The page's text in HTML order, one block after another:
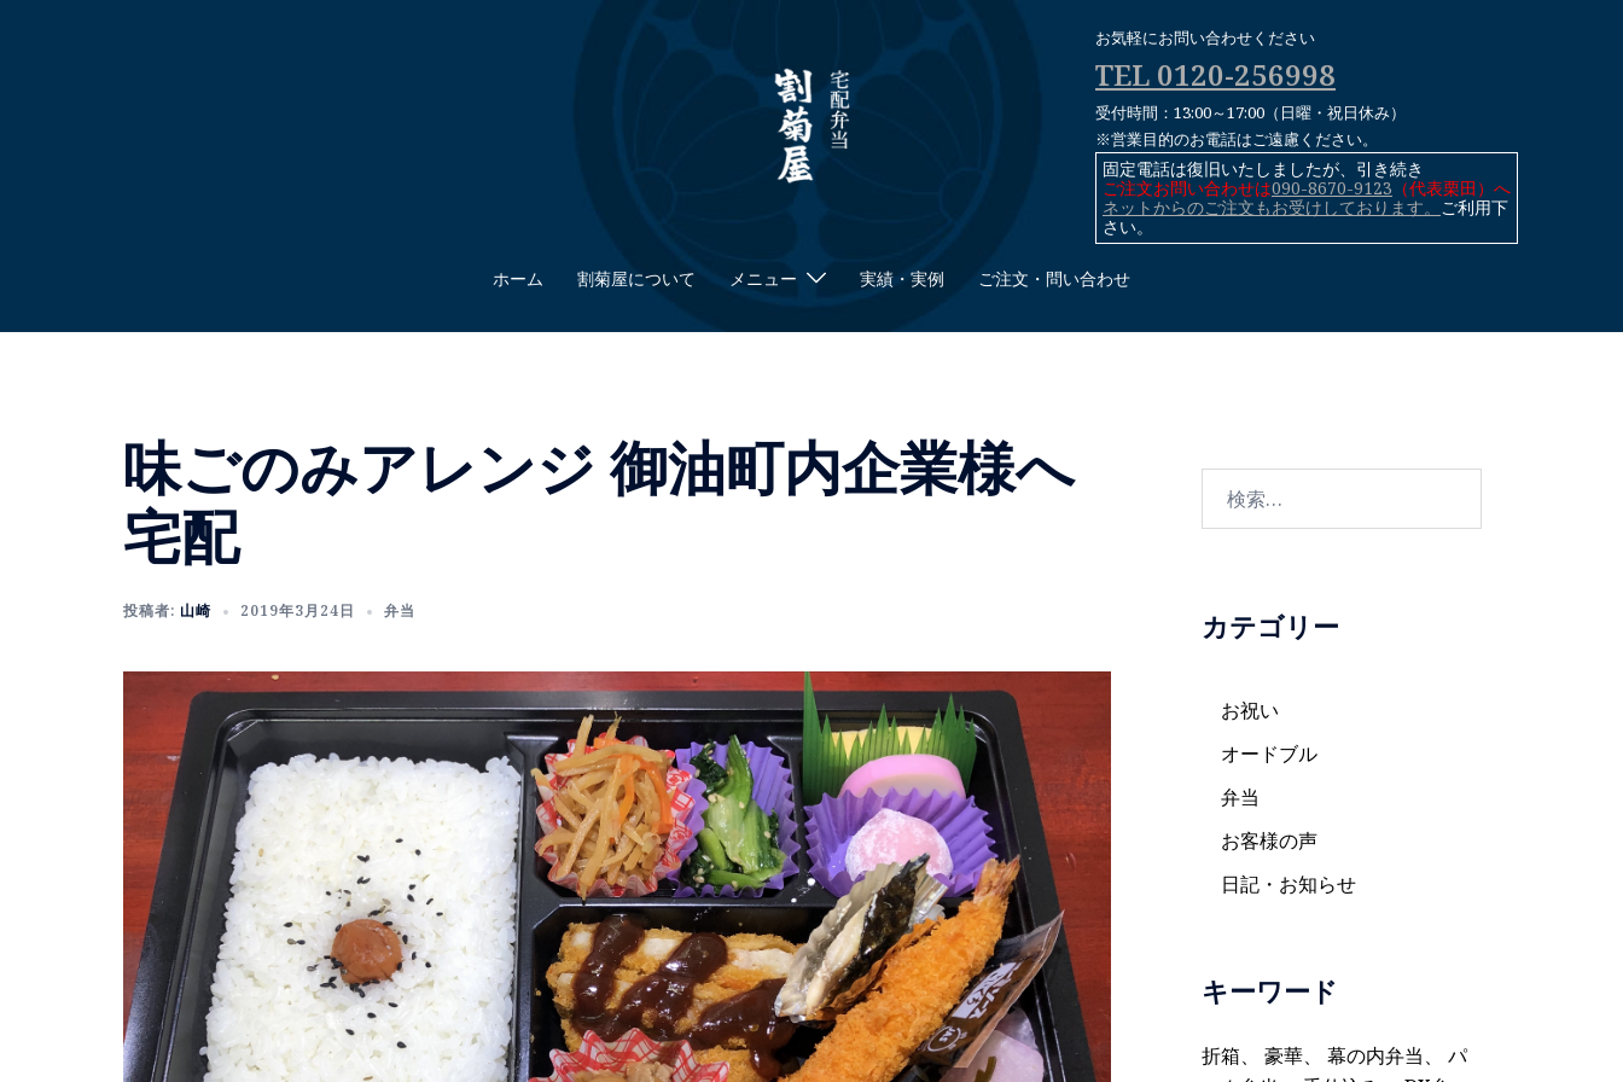
お気軽にお問い合わせください
TEL 0120-256998
受付時間：13:00～17:00（日曜・祝日休み）
※営業目的のお電話はご遠慮ください。
固定電話は復旧いたしましたが、引き続き
ご注文お問い合わせは090-8670-9123 （代表栗田）へ
ネットからのご注文もお受けしております。 ご利用下
さい。
ホーム 割菊屋について メニュー 実績・実例 ご注文・問い合わせ
味ごのみアレンジ 御油町内企業様へ
宅配
投稿者: 山崎 2019年3月24日 弁当 カテゴリー
お祝い
オードブル
弁当
お客様の声
日記・お知らせ
キーワード
折箱、 豪華、 幕の内弁当、 パ